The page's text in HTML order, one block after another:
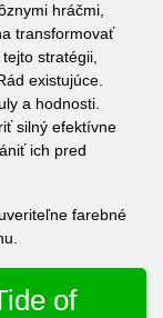
hráčmi,
transformovať
stratégii,
existujúce.
a hodnosti.
silný efektívne
ich pred
farebné
of